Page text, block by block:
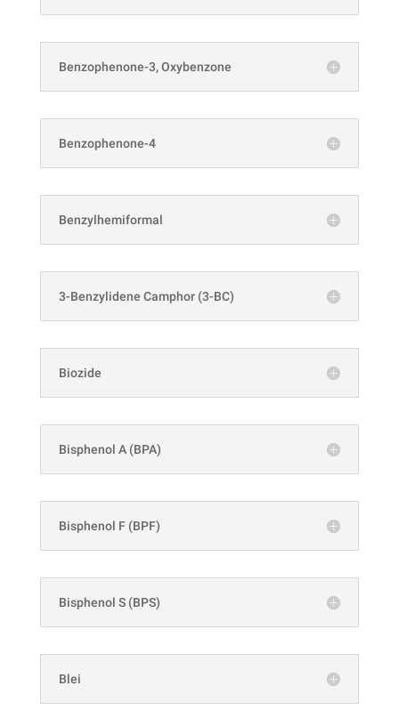
Benzophenone-3, Oxybenzone
Benzophenone-4
Benzylhemiformal
3-Benzylidene Camphor (3-BC)
Biozide
Bisphenol A (BPA)
Bisphenol F (BPF)
Bisphenol S (BPS)
Blei